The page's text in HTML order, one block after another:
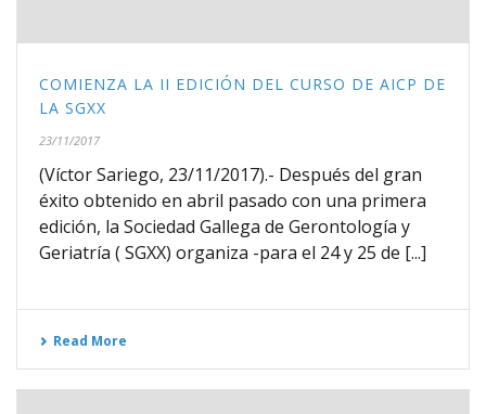
COMIENZA LA II EDICIÓN DEL CURSO DE AICP DE
LA SGXX
23/11/2017
(Víctor Sariego, 23/11/2017).- Después del gran
éxito obtenido en abril pasado con una primera
edición, la Sociedad Gallega de Gerontología y
Geriatría ( SGXX) organiza -para el 24 y 25 de [...]
Read More